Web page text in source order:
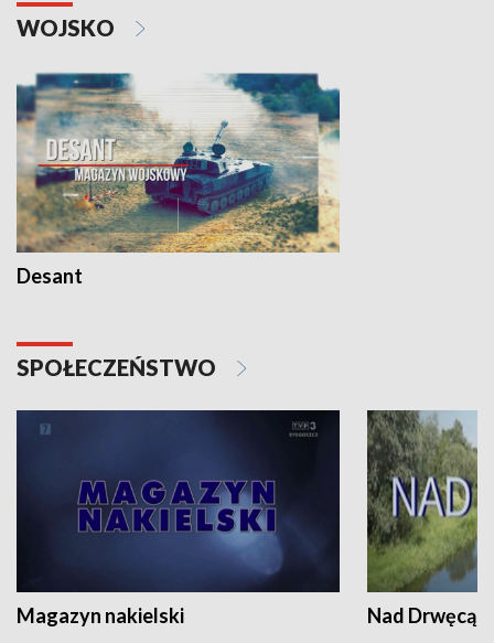
WOJSKO
Desant
SPOŁECZEŃSTWO
Magazyn nakielski Nad Drwęcą